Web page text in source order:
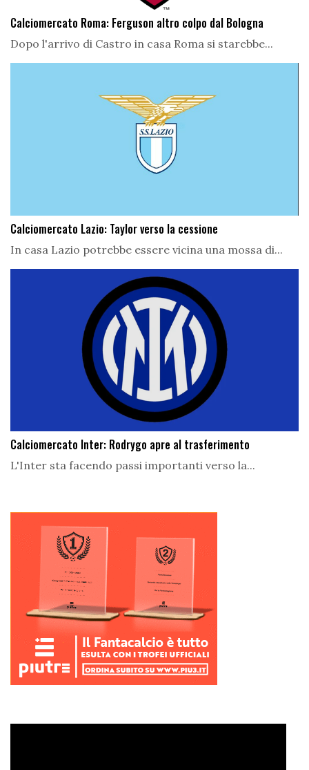
Calciomercato Roma: Ferguson altro colpo dal Bologna
Dopo l'arrivo di Castro in casa Roma si starebbe...
Calciomercato Lazio: Taylor verso la cessione
In casa Lazio potrebbe essere vicina una mossa di...
Calciomercato Inter: Rodrygo apre al trasferimento
L'Inter sta facendo passi importanti verso la...